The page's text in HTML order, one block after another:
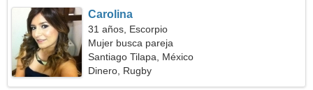
Carolina
31 años, Escorpio
Mujer busca pareja
Santiago Tilapa, México
Dinero, Rugby